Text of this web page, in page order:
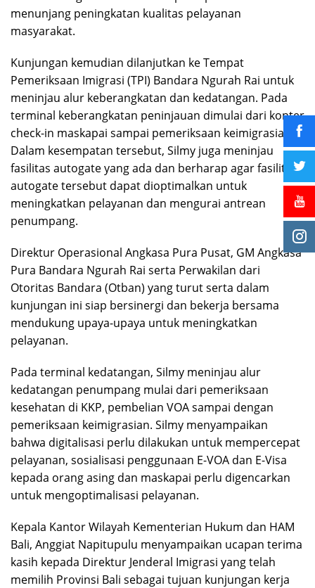
menunjang peningkatan kualitas pelayanan
masyarakat.
Kunjungan kemudian dilanjutkan ke Tempat
Pemeriksaan Imigrasi (TPI) Bandara Ngurah Rai untuk
meninjau alur keberangkatan dan kedatangan. Pada
terminal keberangkatan peninjauan dimulai dari konter
check-in maskapai sampai pemeriksaan keimigrasian.
Dalam kesempatan tersebut, Silmy juga meninjau
fasilitas autogate yang ada dan berharap agar fasilitas
autogate tersebut dapat dioptimalkan untuk
meningkatkan pelayanan dan mengurai antrean
penumpang.
Direktur Operasional Angkasa Pura Pusat, GM Angkasa
Pura Bandara Ngurah Rai serta Perwakilan dari
Otoritas Bandara (Otban) yang turut serta dalam
kunjungan ini siap bersinergi dan bekerja bersama
mendukung upaya-upaya untuk meningkatkan
pelayanan.
Pada terminal kedatangan, Silmy meninjau alur
kedatangan penumpang mulai dari pemeriksaan
kesehatan di KKP, pembelian VOA sampai dengan
pemeriksaan keimigrasian. Silmy menyampaikan
bahwa digitalisasi perlu dilakukan untuk mempercepat
pelayanan, sosialisasi penggunaan E-VOA dan E-Visa
kepada orang asing dan maskapai perlu digencarkan
untuk mengoptimalisasi pelayanan.
Kepala Kantor Wilayah Kementerian Hukum dan HAM
Bali, Anggiat Napitupulu menyampaikan ucapan terima
kasih kepada Direktur Jenderal Imigrasi yang telah
memilih Provinsi Bali sebagai tujuan kunjungan kerja